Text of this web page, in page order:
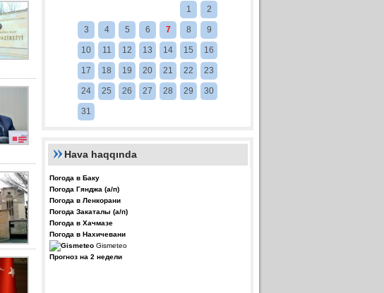
1 2
3 4 5 6 7 8 9
10 11 12 13 14 15 16
17 18 19 20 21 22 23
24 25 26 27 28 29 30
31
Hava haqqında
Погода в Баку
Погода Гянджа (а/п)
Погода в Ленкорани
Погода Закаталы (а/п)
Погода в Хачмазе
Погода в Нахичевани
Gismeteo
Прогноз на 2 недели